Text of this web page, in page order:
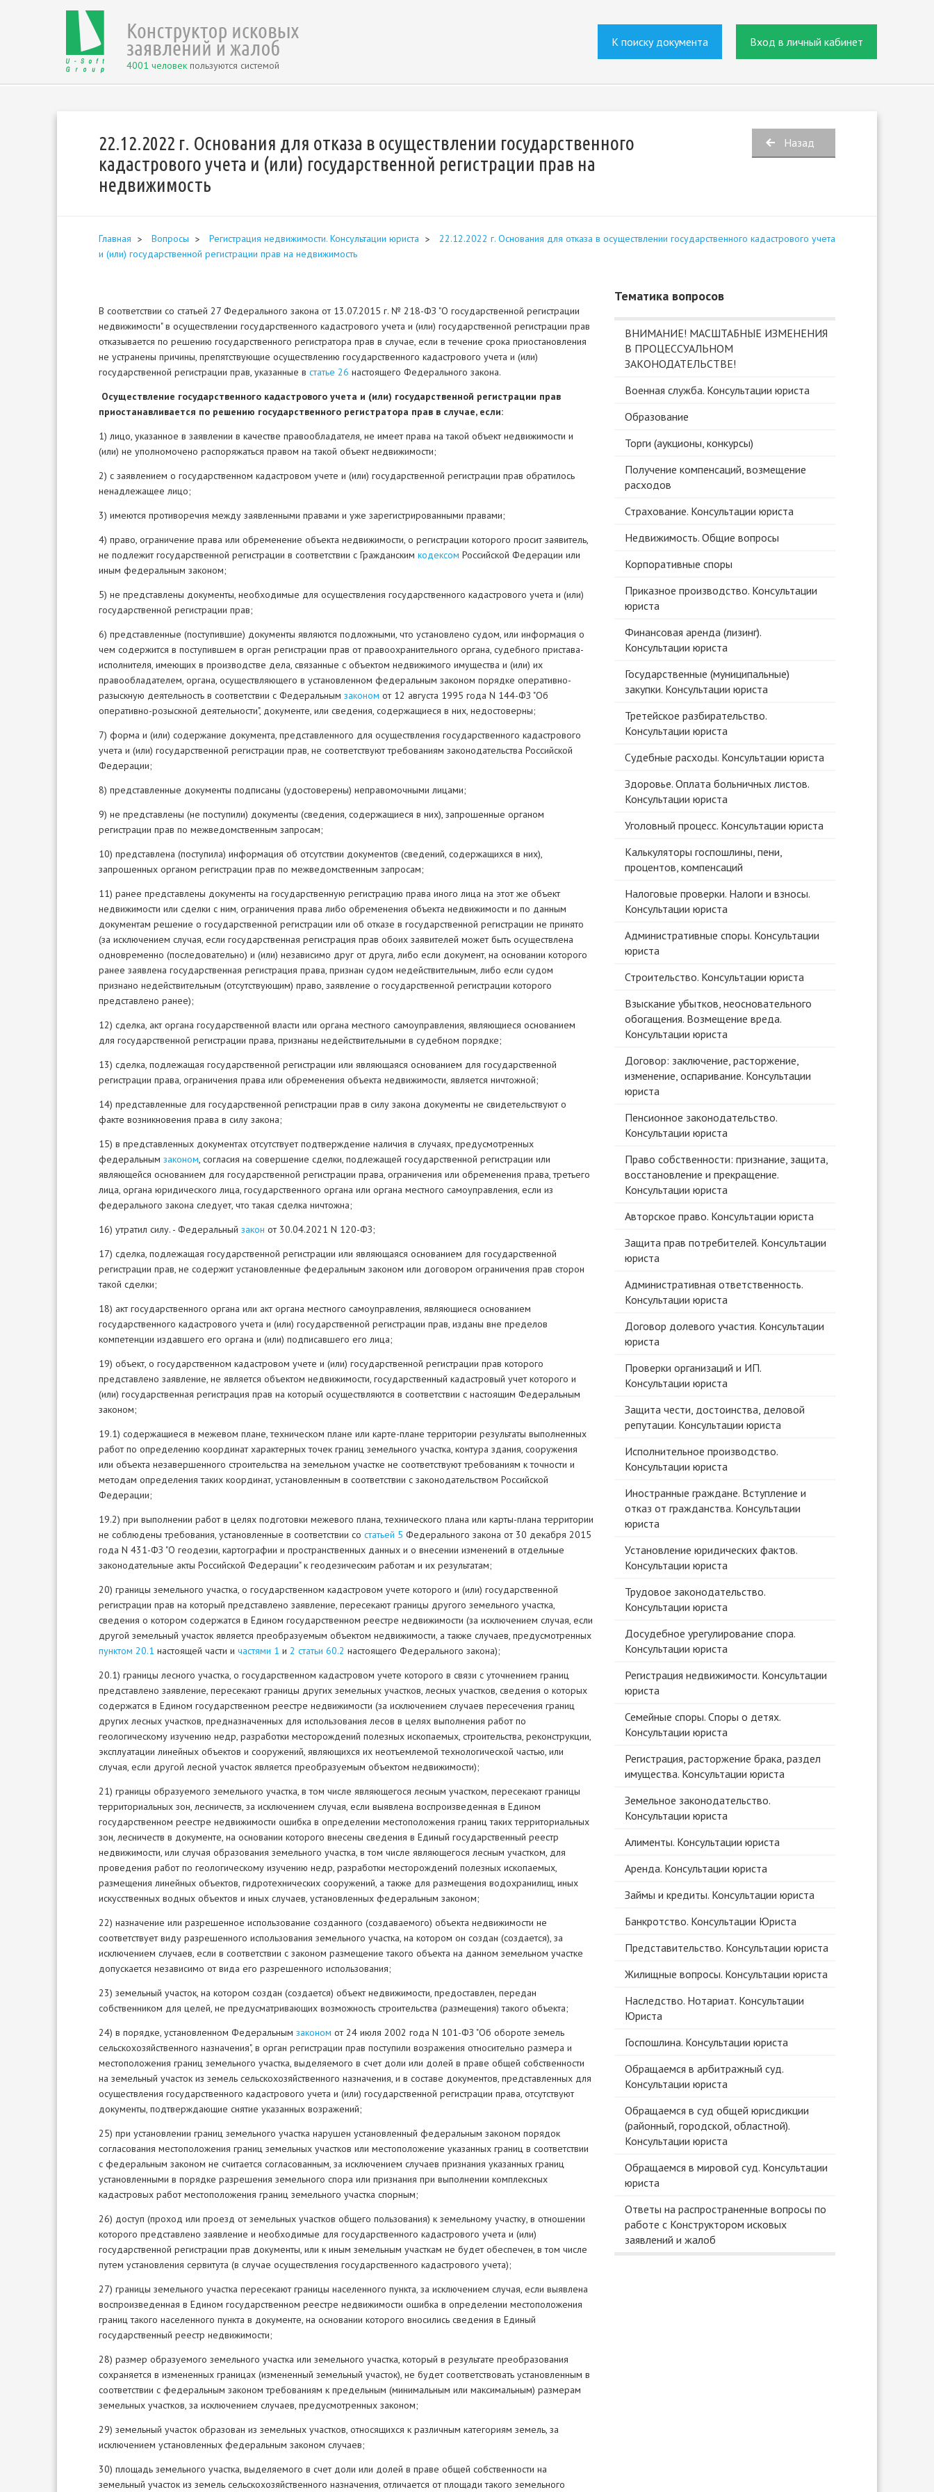
4001 человек пользуются системой
К поиску документа Вход в личный кабинет
22.12.2022 г. Основания для отказа в осуществлении государственного
кадастрового учета и (или) государственной регистрации прав на
недвижимость
Назад
Главная Вопросы Регистрация недвижимости. Консультации юриста
22.12.2022 г. Основания для отказа в осуществлении государственного кадастрового учета
и (или) государственной регистрации прав на недвижимость
В соответствии со статьей 27 Федерального закона от 13.07.2015 г. № 218-ФЗ "О государственной регистрации
недвижимости" в осуществлении государственного кадастрового учета и (или) государственной регистрации прав
отказывается по решению государственного регистратора прав в случае, если в течение срока приостановления
не устранены причины, препятствующие осуществлению государственного кадастрового учета и (или)
государственной регистрации прав, указанные в статье 26 настоящего Федерального закона.
Осуществление государственного кадастрового учета и (или) государственной регистрации прав
приостанавливается по решению государственного регистратора прав в случае, если:
1) лицо, указанное в заявлении в качестве правообладателя, не имеет права на такой объект недвижимости и
(или) не уполномочено распоряжаться правом на такой объект недвижимости;
2) с заявлением о государственном кадастровом учете и (или) государственной регистрации прав обратилось
ненадлежащее лицо;
3) имеются противоречия между заявленными правами и уже зарегистрированными правами;
4) право, ограничение права или обременение объекта недвижимости, о регистрации которого просит заявитель,
не подлежит государственной регистрации в соответствии с Гражданским кодексом Российской Федерации или
иным федеральным законом;
5) не представлены документы, необходимые для осуществления государственного кадастрового учета и (или)
государственной регистрации прав;
6) представленные (поступившие) документы являются подложными, что установлено судом, или информация о
чем содержится в поступившем в орган регистрации прав от правоохранительного органа, судебного пристава-
исполнителя, имеющих в производстве дела, связанные с объектом недвижимого имущества и (или) их
правообладателем, органа, осуществляющего в установленном федеральным законом порядке оперативно-
разыскную деятельность в соответствии с Федеральным законом от 12 августа 1995 года N 144-ФЗ "Об
оперативно-розыскной деятельности", документе, или сведения, содержащиеся в них, недостоверны;
7) форма и (или) содержание документа, представленного для осуществления государственного кадастрового
учета и (или) государственной регистрации прав, не соответствуют требованиям законодательства Российской
Федерации;
8) представленные документы подписаны (удостоверены) неправомочными лицами;
9) не представлены (не поступили) документы (сведения, содержащиеся в них), запрошенные органом
регистрации прав по межведомственным запросам;
10) представлена (поступила) информация об отсутствии документов (сведений, содержащихся в них),
запрошенных органом регистрации прав по межведомственным запросам;
11) ранее представлены документы на государственную регистрацию права иного лица на этот же объект
недвижимости или сделки с ним, ограничения права либо обременения объекта недвижимости и по данным
документам решение о государственной регистрации или об отказе в государственной регистрации не принято
(за исключением случая, если государственная регистрация прав обоих заявителей может быть осуществлена
одновременно (последовательно) и (или) независимо друг от друга, либо если документ, на основании которого
ранее заявлена государственная регистрация права, признан судом недействительным, либо если судом
признано недействительным (отсутствующим) право, заявление о государственной регистрации которого
представлено ранее);
12) сделка, акт органа государственной власти или органа местного самоуправления, являющиеся основанием
для государственной регистрации права, признаны недействительными в судебном порядке;
13) сделка, подлежащая государственной регистрации или являющаяся основанием для государственной
регистрации права, ограничения права или обременения объекта недвижимости, является ничтожной;
14) представленные для государственной регистрации прав в силу закона документы не свидетельствуют о
факте возникновения права в силу закона;
15) в представленных документах отсутствует подтверждение наличия в случаях, предусмотренных
федеральным законом, согласия на совершение сделки, подлежащей государственной регистрации или
являющейся основанием для государственной регистрации права, ограничения или обременения права, третьего
лица, органа юридического лица, государственного органа или органа местного самоуправления, если из
федерального закона следует, что такая сделка ничтожна;
16) утратил силу. - Федеральный закон от 30.04.2021 N 120-ФЗ;
17) сделка, подлежащая государственной регистрации или являющаяся основанием для государственной
регистрации прав, не содержит установленные федеральным законом или договором ограничения прав сторон
такой сделки;
18) акт государственного органа или акт органа местного самоуправления, являющиеся основанием
государственного кадастрового учета и (или) государственной регистрации прав, изданы вне пределов
компетенции издавшего его органа и (или) подписавшего его лица;
19) объект, о государственном кадастровом учете и (или) государственной регистрации прав которого
представлено заявление, не является объектом недвижимости, государственный кадастровый учет которого и
(или) государственная регистрация прав на который осуществляются в соответствии с настоящим Федеральным
законом;
19.1) содержащиеся в межевом плане, техническом плане или карте-плане территории результаты выполненных
работ по определению координат характерных точек границ земельного участка, контура здания, сооружения
или объекта незавершенного строительства на земельном участке не соответствуют требованиям к точности и
методам определения таких координат, установленным в соответствии с законодательством Российской
Федерации;
19.2) при выполнении работ в целях подготовки межевого плана, технического плана или карты-плана территории
не соблюдены требования, установленные в соответствии со статьей 5 Федерального закона от 30 декабря 2015
года N 431-ФЗ "О геодезии, картографии и пространственных данных и о внесении изменений в отдельные
законодательные акты Российской Федерации" к геодезическим работам и их результатам;
20) границы земельного участка, о государственном кадастровом учете которого и (или) государственной
регистрации прав на который представлено заявление, пересекают границы другого земельного участка,
сведения о котором содержатся в Едином государственном реестре недвижимости (за исключением случая, если
другой земельный участок является преобразуемым объектом недвижимости, а также случаев, предусмотренных
пунктом 20.1 настоящей части и частями 1 и 2 статьи 60.2 настоящего Федерального закона);
20.1) границы лесного участка, о государственном кадастровом учете которого в связи с уточнением границ
представлено заявление, пересекают границы других земельных участков, лесных участков, сведения о которых
содержатся в Едином государственном реестре недвижимости (за исключением случаев пересечения границ
других лесных участков, предназначенных для использования лесов в целях выполнения работ по
геологическому изучению недр, разработки месторождений полезных ископаемых, строительства, реконструкции,
эксплуатации линейных объектов и сооружений, являющихся их неотъемлемой технологической частью, или
случая, если другой лесной участок является преобразуемым объектом недвижимости);
21) границы образуемого земельного участка, в том числе являющегося лесным участком, пересекают границы
территориальных зон, лесничеств, за исключением случая, если выявлена воспроизведенная в Едином
государственном реестре недвижимости ошибка в определении местоположения границ таких территориальных
зон, лесничеств в документе, на основании которого внесены сведения в Единый государственный реестр
недвижимости, или случая образования земельного участка, в том числе являющегося лесным участком, для
проведения работ по геологическому изучению недр, разработки месторождений полезных ископаемых,
размещения линейных объектов, гидротехнических сооружений, а также для размещения водохранилищ, иных
искусственных водных объектов и иных случаев, установленных федеральным законом;
22) назначение или разрешенное использование созданного (создаваемого) объекта недвижимости не
соответствует виду разрешенного использования земельного участка, на котором он создан (создается), за
исключением случаев, если в соответствии с законом размещение такого объекта на данном земельном участке
допускается независимо от вида его разрешенного использования;
23) земельный участок, на котором создан (создается) объект недвижимости, предоставлен, передан
собственником для целей, не предусматривающих возможность строительства (размещения) такого объекта;
24) в порядке, установленном Федеральным законом от 24 июля 2002 года N 101-ФЗ "Об обороте земель
сельскохозяйственного назначения", в орган регистрации прав поступили возражения относительно размера и
местоположения границ земельного участка, выделяемого в счет доли или долей в праве общей собственности
на земельный участок из земель сельскохозяйственного назначения, и в составе документов, представленных для
осуществления государственного кадастрового учета и (или) государственной регистрации права, отсутствуют
документы, подтверждающие снятие указанных возражений;
25) при установлении границ земельного участка нарушен установленный федеральным законом порядок
согласования местоположения границ земельных участков или местоположение указанных границ в соответствии
с федеральным законом не считается согласованным, за исключением случаев признания указанных границ
установленными в порядке разрешения земельного спора или признания при выполнении комплексных
кадастровых работ местоположения границ земельного участка спорным;
26) доступ (проход или проезд от земельных участков общего пользования) к земельному участку, в отношении
которого представлено заявление и необходимые для государственного кадастрового учета и (или)
государственной регистрации прав документы, или к иным земельным участкам не будет обеспечен, в том числе
путем установления сервитута (в случае осуществления государственного кадастрового учета);
27) границы земельного участка пересекают границы населенного пункта, за исключением случая, если выявлена
воспроизведенная в Едином государственном реестре недвижимости ошибка в определении местоположения
границ такого населенного пункта в документе, на основании которого вносились сведения в Единый
государственный реестр недвижимости;
28) размер образуемого земельного участка или земельного участка, который в результате преобразования
сохраняется в измененных границах (измененный земельный участок), не будет соответствовать установленным в
соответствии с федеральным законом требованиям к предельным (минимальным или максимальным) размерам
земельных участков, за исключением случаев, предусмотренных законом;
29) земельный участок образован из земельных участков, относящихся к различным категориям земель, за
исключением установленных федеральным законом случаев;
30) площадь земельного участка, выделяемого в счет доли или долей в праве общей собственности на
земельный участок из земель сельскохозяйственного назначения, отличается от площади такого земельного
Тематика вопросов
ВНИМАНИЕ! МАСШТАБНЫЕ ИЗМЕНЕНИЯ
В ПРОЦЕССУАЛЬНОМ
ЗАКОНОДАТЕЛЬСТВЕ!
Военная служба. Консультации юриста
Образование
Торги (аукционы, конкурсы)
Получение компенсаций, возмещение
расходов
Страхование. Консультации юриста
Недвижимость. Общие вопросы
Корпоративные споры
Приказное производство. Консультации
юриста
Финансовая аренда (лизинг).
Консультации юриста
Государственные (муниципальные)
закупки. Консультации юриста
Третейское разбирательство.
Консультации юриста
Судебные расходы. Консультации юриста
Здоровье. Оплата больничных листов.
Консультации юриста
Уголовный процесс. Консультации юриста
Калькуляторы госпошлины, пени,
процентов, компенсаций
Налоговые проверки. Налоги и взносы.
Консультации юриста
Административные споры. Консультации
юриста
Строительство. Консультации юриста
Взыскание убытков, неосновательного
обогащения. Возмещение вреда.
Консультации юриста
Договор: заключение, расторжение,
изменение, оспаривание. Консультации
юриста
Пенсионное законодательство.
Консультации юриста
Право собственности: признание, защита,
восстановление и прекращение.
Консультации юриста
Авторское право. Консультации юриста
Защита прав потребителей. Консультации
юриста
Административная ответственность.
Консультации юриста
Договор долевого участия. Консультации
юриста
Проверки организаций и ИП.
Консультации юриста
Защита чести, достоинства, деловой
репутации. Консультации юриста
Исполнительное производство.
Консультации юриста
Иностранные граждане. Вступление и
отказ от гражданства. Консультации
юриста
Установление юридических фактов.
Консультации юриста
Трудовое законодательство.
Консультации юриста
Досудебное урегулирование спора.
Консультации юриста
Регистрация недвижимости. Консультации
юриста
Семейные споры. Споры о детях.
Консультации юриста
Регистрация, расторжение брака, раздел
имущества. Консультации юриста
Земельное законодательство.
Консультации юриста
Алименты. Консультации юриста
Аренда. Консультации юриста
Займы и кредиты. Консультации юриста
Банкротство. Консультации Юриста
Представительство. Консультации юриста
Жилищные вопросы. Консультации юриста
Наследство. Нотариат. Консультации
Юриста
Госпошлина. Консультации юриста
Обращаемся в арбитражный суд.
Консультации юриста
Обращаемся в суд общей юрисдикции
(районный, городской, областной).
Консультации юриста
Обращаемся в мировой суд. Консультации
юриста
Ответы на распространенные вопросы по
работе с Конструктором исковых
заявлений и жалоб